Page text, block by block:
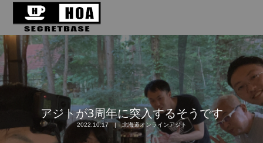
アジトが3周年に突入するそうです
2022.10.17 北海道オンラインアジト